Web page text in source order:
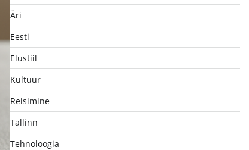
Äri
Eesti
Elustiil
Kultuur
Reisimine
Tallinn
Tehnoloogia